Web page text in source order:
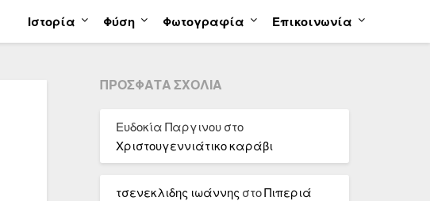
Ιστορία Φύση Φωτογραφία Επικοινωνία
ΠΡΌΣΦΑΤΑ ΣΧΌΛΙΑ
Ευδοκία Παργινουστο
Χριστουγεννιάτικο καράβι
τσενεκλιδης ιωάννης στοΠιπεριά